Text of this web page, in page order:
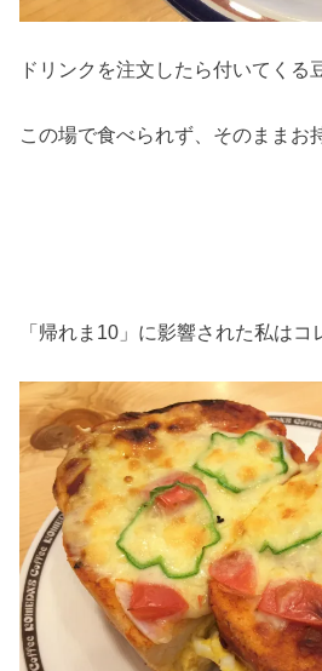
ドリンクを注文したら付いてくる
この場で食べられず、そのままお
「帰れま10」に影響された私はコ